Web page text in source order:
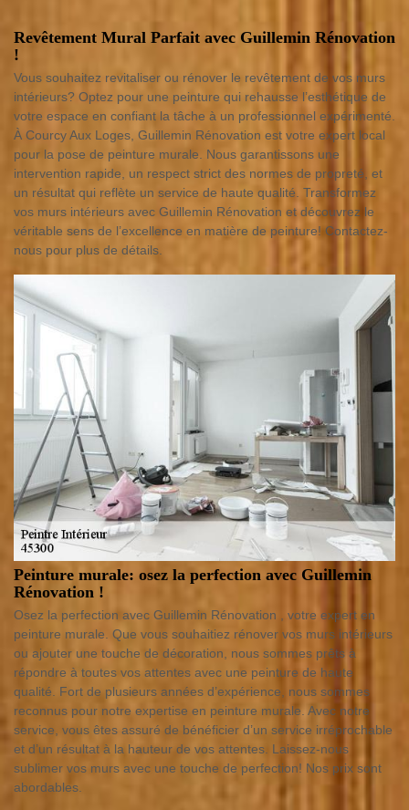
Revêtement Mural Parfait avec Guillemin Rénovation
!
Vous souhaitez revitaliser ou rénover le revêtement de vos murs
intérieurs? Optez pour une peinture qui rehausse l’esthétique de
votre espace en confiant la tâche à un professionnel expérimenté.
À Courcy Aux Loges, Guillemin Rénovation est votre expert local
pour la pose de peinture murale. Nous garantissons une
intervention rapide, un respect strict des normes de propreté, et
un résultat qui reflète un service de haute qualité. Transformez
vos murs intérieurs avec Guillemin Rénovation et découvrez le
véritable sens de l’excellence en matière de peinture! Contactez-
nous pour plus de détails.
Peinture murale: osez la perfection avec Guillemin
Rénovation !
Osez la perfection avec Guillemin Rénovation , votre expert en
peinture murale. Que vous souhaitiez rénover vos murs intérieurs
ou ajouter une touche de décoration, nous sommes prêts à
répondre à toutes vos attentes avec une peinture de haute
qualité. Fort de plusieurs années d’expérience, nous sommes
reconnus pour notre expertise en peinture murale. Avec notre
service, vous êtes assuré de bénéficier d’un service irréprochable
et d’un résultat à la hauteur de vos attentes. Laissez-nous
sublimer vos murs avec une touche de perfection! Nos prix sont
abordables.